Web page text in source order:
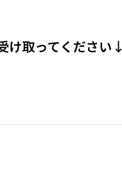
け取ってください↓